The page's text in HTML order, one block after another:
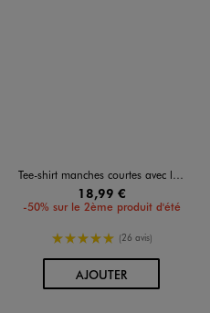
Tee-shirt manches courtes avec logo brodé fille - Puma
18,99 €
-50% sur le 2ème produit d'été
5/5 de moyenne
(26 avis)
AJOUTERAU PANIER